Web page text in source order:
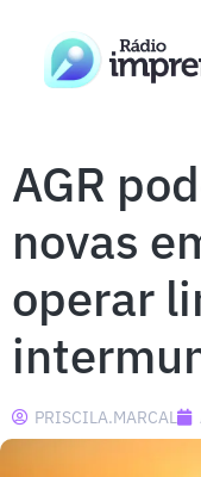
AGR
novas
operar
PRISCILA.MARCAL